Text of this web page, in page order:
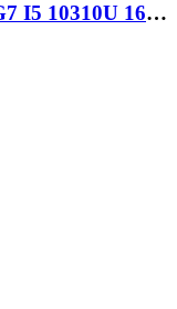
LAPTOP HP ELITEBOOK 840 G7 I5 10310U 16GB 256SSD 14″FHD TACTILE